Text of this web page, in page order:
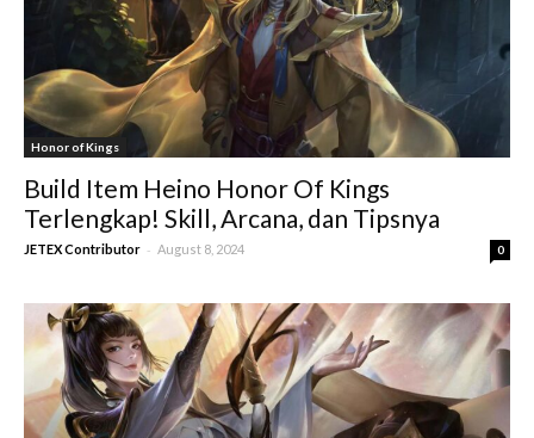
Honor of Kings
Build Item Heino Honor Of Kings
Terlengkap! Skill, Arcana, dan Tipsnya
JETEX Contributor - August 8, 2024 0